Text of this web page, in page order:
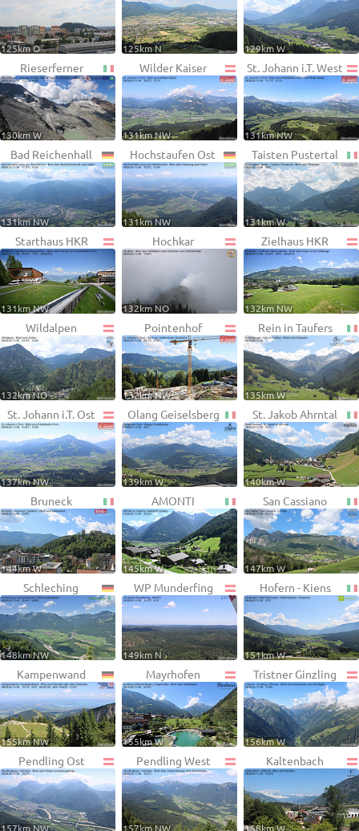
125km O 125km N 129km W
Rieserferner
130km W
Wilder Kaiser
131km NW
St. Johann i.T. West
131km NW
Bad Reichenhall
131km NW
Hochstaufen Ost
131km NW
Taisten Pustertal
131km W
Starthaus HKR
131km NW
Hochkar
132km NO
Zielhaus HKR
132km NW
Wildalpen
132km NO
Pointenhof
132km NW
Rein in Taufers
135km W
St. Johann i.T. Ost
137km NW
Olang Geiselsberg
139km W
St. Jakob Ahrntal
140km W
Bruneck
144km W
AMONTI
145km W
San Cassiano
147km W
Schleching
148km NW
WP Munderfing
149km N
Hofern - Kiens
151km W
Kampenwand
155km NW
Mayrhofen
155km W
Tristner Ginzling
156km W
Pendling Ost
157km NW
Pendling West
157km NW
Kaltenbach
158km W